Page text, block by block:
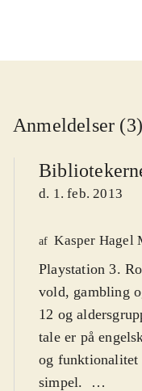
Anmeldelser (3)
d. 1. feb. 2013
af Kasper Hagel
Playstation 3.
vold, gambling
12 og
tale er på
og
simpel.